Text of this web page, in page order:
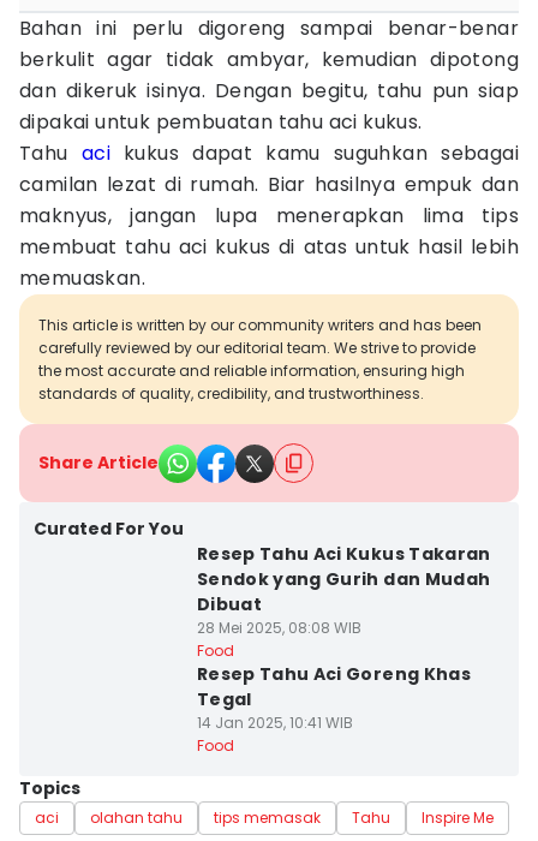
Bahan ini perlu digoreng sampai benar-benar
berkulit agar tidak ambyar, kemudian dipotong
dan dikeruk isinya. Dengan begitu, tahu pun siap
dipakai untuk pembuatan tahu aci kukus.
Tahu acikukus dapat kamu suguhkan sebagai
camilan lezat di rumah. Biar hasilnya empuk dan
maknyus, jangan lupa menerapkan lima tips
membuat tahu aci kukus di atas untuk hasil lebih
memuaskan.
This article is written by our community writers and has been
carefully reviewed by our editorial team. We strive to provide
the most accurate and reliable information, ensuring high
standards of quality, credibility, and trustworthiness.
Share Article
Curated For You
Resep Tahu Aci Kukus Takaran
Sendok yang Gurih dan Mudah
Dibuat
28 Mei 2025, 08:08 WIB
Food
Resep Tahu Aci Goreng Khas
Tegal
14 Jan 2025, 10:41 WIB
Food
Topics
aci olahan tahu tips memasak Tahu Inspire Me